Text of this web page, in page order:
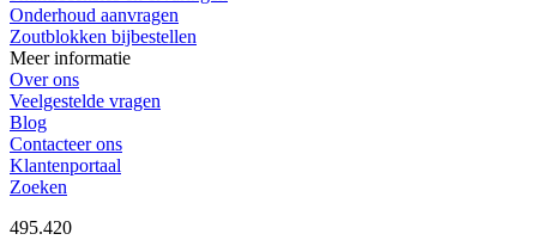
Onderhoud aanvragen
Zoutblokken bijbestellen
Meer informatie
Over ons
Veelgestelde vragen
Blog
Contacteer ons
Klantenportaal
Zoeken
495.420